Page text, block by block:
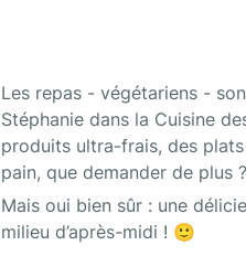
Les repas - végétariens -
Stéphanie dans la Cuisine
produits ultra-frais, des
pain, que demander de plus ?
Mais oui bien sûr : une
milieu d’après-midi ! 🙂